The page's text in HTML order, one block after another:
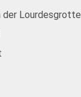
der Lourdesgrotte